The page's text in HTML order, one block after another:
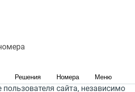
Решения Номера Меню
предшествующий путь
все пункты воронки продаж,
могут помочь повысить
OFFICE помогает
пользователя сайта, независимо